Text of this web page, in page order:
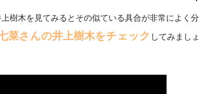
樹木を見てみるとその似ている具合が非常によく分
菜さんの井上樹木をチェック してみましょ